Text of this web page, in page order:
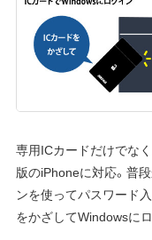
専用ICカードだけでな
版のiPhoneに対応。普
ンを使ってパスワード
をかざしてWindowsに